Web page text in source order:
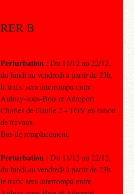
RER B
Perturbation : Du 11/12 au 22/12,
du lundi au vendredi à partir de 23h,
le trafic sera interrompu entre
Aulnay-sous-Bois et Aéroport
Charles de Gaulle 2 – TGV en raison
de travaux.
Bus de remplacement.
Perturbation : Du 11/12 au 22/12,
du lundi au vendredi à partir de 23h,
le trafic sera interrompu entre